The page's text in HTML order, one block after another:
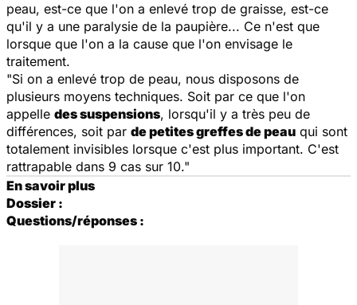
peau, est-ce que l'on a enlevé trop de graisse, est-ce
qu'il y a une paralysie de la paupière... Ce n'est que
lorsque que l'on a la cause que l'on envisage le
traitement.
"Si on a enlevé trop de peau, nous disposons de
plusieurs moyens techniques. Soit par ce que l'on
appelle des suspensions, lorsqu'il y a très peu de
différences, soit par de petites greffes de peau qui sont
totalement invisibles lorsque c'est plus important. C'est
rattrapable dans 9 cas sur 10."
En savoir plus
Dossier :
Questions/réponses :